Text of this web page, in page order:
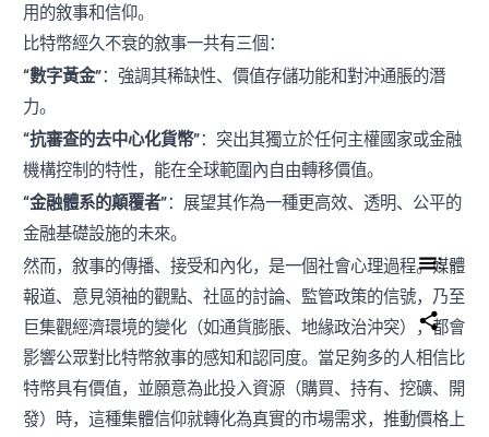
用的敘事和信仰。
比特幣經久不衰的敘事一共有三個：
“數字黃金”：強調其稀缺性、價值存儲功能和對沖通脹的潛
力。
“抗審查的去中心化貨幣”：突出其獨立於任何主權國家或金融
機構控制的特性，能在全球範圍內自由轉移價值。
“金融體系的顛覆者”：展望其作為一種更高效、透明、公平的
金融基礎設施的未來。
然而，敘事的傳播、接受和內化，是一個社會心理過程。媒體
報道、意見領袖的觀點、社區的討論、監管政策的信號，乃至
巨集觀經濟環境的變化（如通貨膨脹、地緣政治沖突），都會
影響公眾對比特幣敘事的感知和認同度。當足夠多的人相信比
特幣具有價值，並願意為此投入資源（購買、持有、挖礦、開
發）時，這種集體信仰就轉化為真實的市場需求，推動價格上